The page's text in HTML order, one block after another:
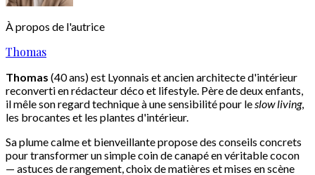
À propos de l'autrice
Thomas
Thomas (40 ans) est Lyonnais et ancien architecte d'intérieur
reconverti en rédacteur déco et lifestyle. Père de deux enfants,
il mêle son regard technique à une sensibilité pour leslow living,
les brocantes et les plantes d'intérieur.
Sa plume calme et bienveillante propose des conseils concrets
pour transformer un simple coin de canapé en véritable cocon
— astuces de rangement, choix de matières et mises en scène